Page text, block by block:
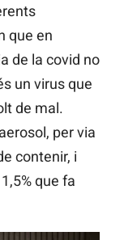
que en
de la covid no
un virus que
de mal.
per via
contenir, i
que fa